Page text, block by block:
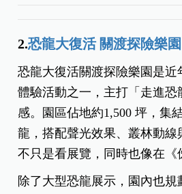
2.恐龍大復活 關渡探險樂園
恐龍大復活關渡探險樂園是近
體驗活動之一，主打「走進恐
感。園區佔地約1,500 坪，集
龍，搭配聲光效果、叢林動線
不只是看展覽，同時也像在《
除了大型恐龍展示，園內也